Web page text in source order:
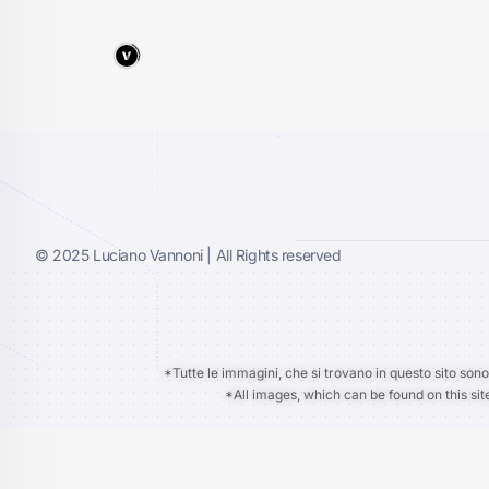
© 2025 Luciano Vannoni | All Rights reserved
*Tutte le immagini, che si trovano in questo sito
*All images, which can be found on this